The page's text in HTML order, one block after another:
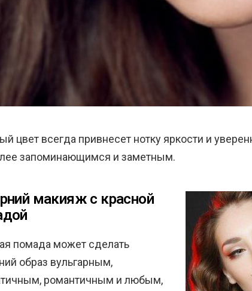
цвет всегда привнесет нотку яркости и
запоминающимся и заметным.
макияж с красной
помада может сделать
образ вульгарным,
романтичным и любым,